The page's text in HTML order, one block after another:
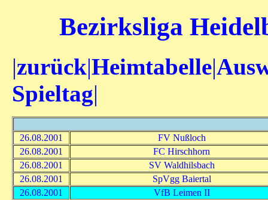
Bezirksliga
|zurück|Heimtabelle|
Spieltag|
26.08.2001
FV Nußloch
26.08.2001
FC Hirschhorn
26.08.2001
SV Waldhilsbach
26.08.2001
SpVgg Baiertal
26.08.2001
VfB Leimen II